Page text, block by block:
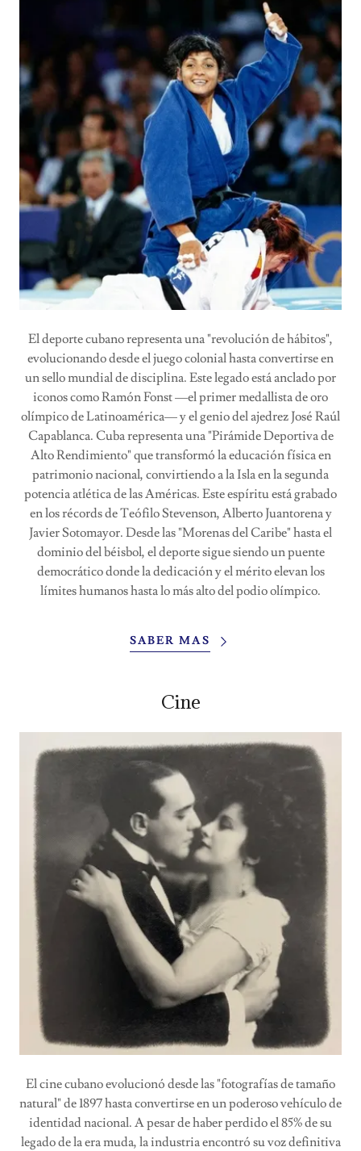
El deporte cubano representa una "revolución de hábitos",
evolucionando desde el juego colonial hasta convertirse en
un sello mundial de disciplina. Este legado está anclado por
iconos como Ramón Fonst —el primer medallista de oro
olímpico de Latinoamérica— y el genio del ajedrez José Raúl
Capablanca. Cuba representa una "Pirámide Deportiva de
Alto Rendimiento" que transformó la educación física en
patrimonio nacional, convirtiendo a la Isla en la segunda
potencia atlética de las Américas. Este espíritu está grabado
en los récords de Teófilo Stevenson, Alberto Juantorena y
Javier Sotomayor. Desde las "Morenas del Caribe" hasta el
dominio del béisbol, el deporte sigue siendo un puente
democrático donde la dedicación y el mérito elevan los
límites humanos hasta lo más alto del podio olímpico.
SABER MAS
Cine
El cine cubano evolucionó desde las "fotografías de tamaño
natural" de 1897 hasta convertirse en un poderoso vehículo de
identidad nacional. A pesar de haber perdido el 85% de su
legado de la era muda, la industria encontró su voz definitiva